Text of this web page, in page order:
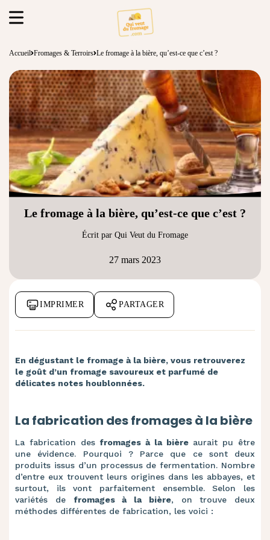
Accueil Fromages & Terroirs Le fromage à la bière, qu’est-ce que c’est ?
Le fromage à la bière, qu’est-ce que c’est ?
Écrit par Qui Veut du Fromage
27 mars 2023
IMPRIMER PARTAGER
En dégustant le fromage à la bière, vous retrouverez
le goût d’un fromage savoureux et parfumé de
délicates notes houblonnées.
La fabrication des fromages à la bière
La fabrication desfromages à la bièreaurait pu être
une évidence. Pourquoi ? Parce que ce sont deux
produits issus d’un processus de fermentation. Nombre
d’entre eux trouvent leurs origines dans les abbayes, et
surtout, ils vont parfaitement ensemble.Selon les
variétés de fromages à la bière, on trouve deux
méthodes différentes de fabrication, les voici :